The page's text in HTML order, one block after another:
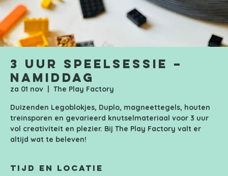
3 uur speelsessie –
Namiddag
za 01 nov
  |
The Play Factory
Duizenden Legoblokjes, Duplo, magneettegels, houten
treinsporen en gevarieerd knutselmateriaal voor 3 uur
vol creativiteit en plezier. Bij The Play Factory valt er
altijd wat te beleven!
Tijd en locatie